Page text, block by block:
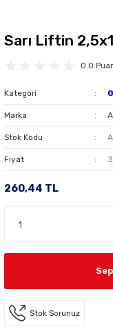
Sarı Liftin
0.0
Kategori
Marka
Stok Kodu
Fiyat
260,44 TL
Stok Sorunuz